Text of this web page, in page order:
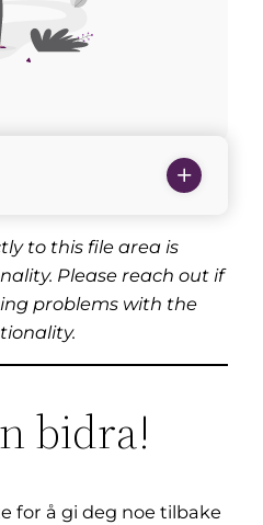
to this file area is
Please reach out if
problems with the
bidra!
for å gi deg noe tilbake